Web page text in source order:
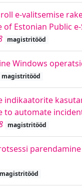
e-valitsemise
Estonian Public e-
magistritööd
Windows
magistritööd
indikaatorite
to automate
magistritööd
magistritööd